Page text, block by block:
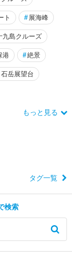
ト # 展海峰
九島クルーズ
港 #絶景
石岳展望台
もっと見る
タグ一覧
検索